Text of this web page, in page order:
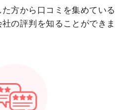
方から口コミを集めている
の評判を知ることができま